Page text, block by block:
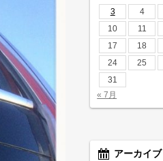
3
4
10
11
17
18
24
25
31
« 7月
アーカイブ